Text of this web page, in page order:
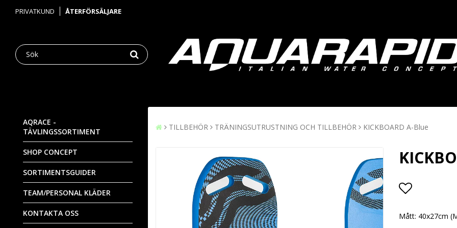
PRIVATKUND ÅTERFÖRSÄLJARE
AQRACE -
TÄVLINGSSORTIMENT
SHOP CONCEPT
SORTIMENTSGUIDER
TEAM/PERSONAL KLÄDER
KONTAKTA OSS
TILLBEHÖR TRÄNINGSUTRUSTNING OCH TILLBEHÖR KICKBOARD A-Blue
Lägg till
Mått: 40x27cm